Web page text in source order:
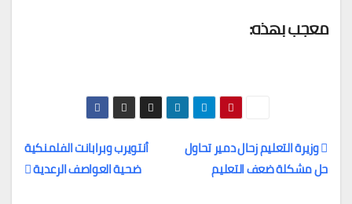
معجب بهذه:
تصفّح
أنتويرب وبرابانت الفلمنكية
ضحية العواصف الرعدية
وزيرة التعليم زحال دمير تحاول
حل مشكلة ضعف التعليم